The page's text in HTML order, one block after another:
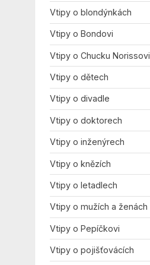
Vtipy o blondýnkách
Vtipy o Bondovi
Vtipy o Chucku Norissovi
Vtipy o dětech
Vtipy o divadle
Vtipy o doktorech
Vtipy o inženýrech
Vtipy o knězích
Vtipy o letadlech
Vtipy o mužích a ženách
Vtipy o Pepíčkovi
Vtipy o pojišťovácích